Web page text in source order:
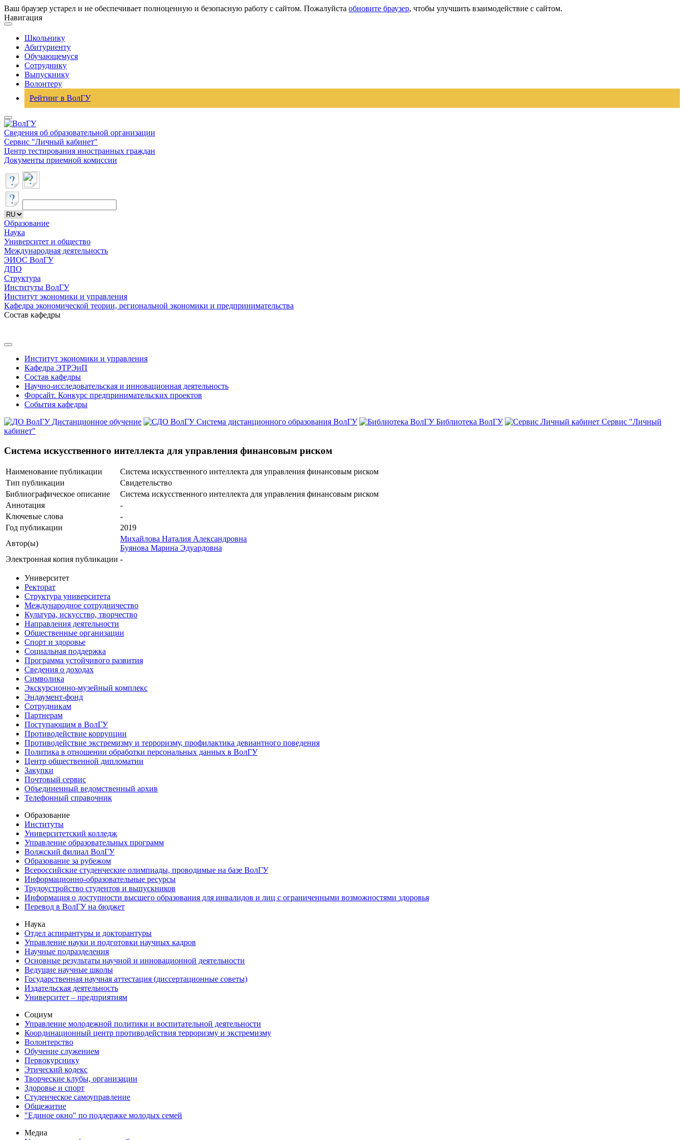
Ваш браузер устарел и не обеспечивает полноценную и безопасную работу с сайтом. Пожалуйста обновите браузер, чтобы улучшить взаимодействие с сайтом.
Навигация
Школьнику
Абитуриенту
Обучающемуся
Сотруднику
Выпускнику
Волонтеру
Рейтинг в ВолГУ
Сведения об образовательной организации
Сервис "Личный кабинет"
Центр тестирования иностранных граждан
Документы приемной комиссии
Образование
Наука
Университет и общество
Международная деятельность
ЭИОС ВолГУ
ДПО
Структура
Институты ВолГУ
Институт экономики и управления
Кафедра экономической теории, региональной экономики и предпринимательства
Состав кафедры
Институт экономики и управления
Кафедра ЭТРЭиП
Состав кафедры
Научно-исследовательская и инновационная деятельность
Форсайт. Конкурс предпринимательских проектов
События кафедры
Дистанционное обучение
Система дистанционного образования ВолГУ Библиотека ВолГУ
Сервис "Личный
кабинет"
Система искусственного интеллекта для управления финансовым риском
Наименование публикации
Система искусственного интеллекта для управления финансовым риском
Тип публикации
Свидетельство
Библиографическое описание
Система искусственного интеллекта для управления финансовым риском
Аннотация
-
Ключевые cлова
-
Год публикации
2019
Автор(ы)
Михайлова Наталия Александровна
Буянова Марина Эдуардовна
Электронная копия публикации -
Университет
Ректорат
Структура университета
Международное сотрудничество
Культура, искусство, творчество
Направления деятельности
Общественные организации
Спорт и здоровье
Социальная поддержка
Программа устойчивого развития
Сведения о доходах
Символика
Экскурсионно-музейный комплекс
Эндаумент-фонд
Сотрудникам
Партнерам
Поступающим в ВолГУ
Противодействие коррупции
Противодействие экстремизму и терроризму, профилактика девиантного поведения
Политика в отношении обработки персональных данных в ВолГУ
Центр общественной дипломатии
Закупки
Почтовый сервис
Объединенный ведомственный архив
Телефонный справочник
Образование
Институты
Университетский колледж
Управление образовательных программ
Волжский филиал ВолГУ
Образование за рубежом
Всероссийские студенческие олимпиады, проводимые на базе ВолГУ
Информационно-образовательные ресурсы
Трудоустройство студентов и выпускников
Информация о доступности высшего образования для инвалидов и лиц с ограниченными возможностями здоровья
Перевод в ВолГУ на бюджет
Наука
Отдел аспирантуры и докторантуры
Управление науки и подготовки научных кадров
Научные подразделения
Основные результаты научной и инновационной деятельности
Ведущие научные школы
Государственная научная аттестация (диссертационные советы)
Издательская деятельность
Университет – предприятиям
Социум
Управление молодежной политики и воспитательной деятельности
Координационный центр противодействия терроризму и экстремизму
Волонтерство
Обучение служением
Первокурснику
Этический кодекс
Творческие клубы, организации
Здоровье и спорт
Студенческое самоуправление
Общежитие
"Единое окно" по поддержке молодых семей
Медиа